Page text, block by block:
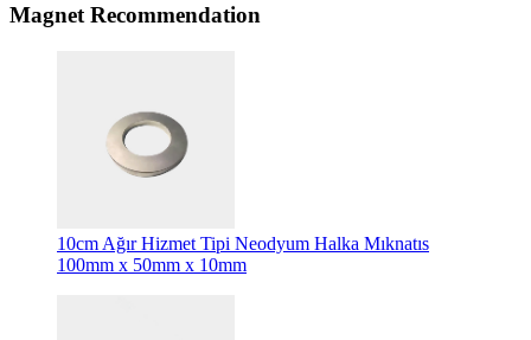
Magnet Recommendation
10cm Ağır Hizmet Tipi Neodyum Halka Mıknatıs
100mm x 50mm x 10mm